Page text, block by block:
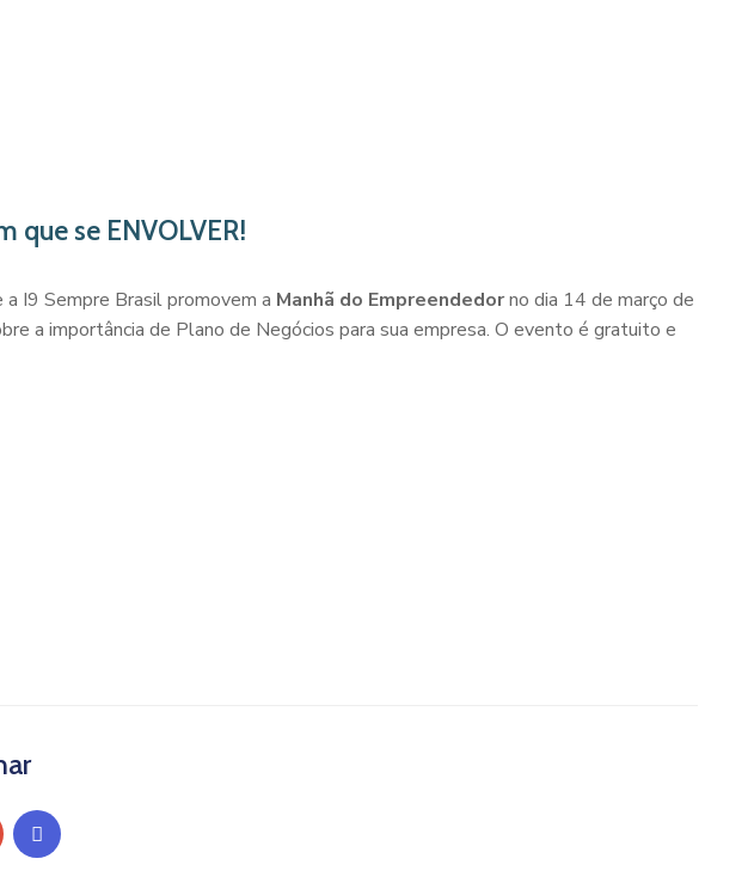
que se ENVOLVER!
I9 Sempre Brasil promovem a Manhã do Empreendedorno dia 14 de março de
a importância de Plano de Negócios para sua empresa. O evento é gratuito e